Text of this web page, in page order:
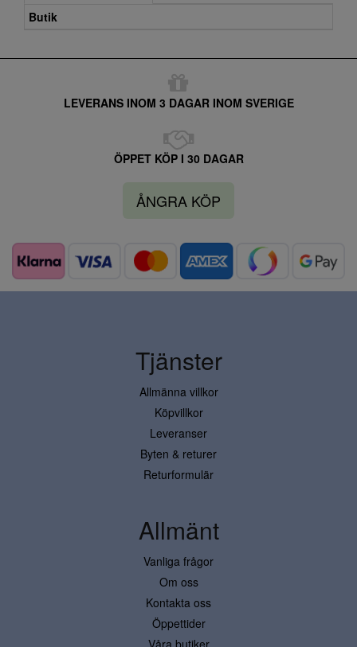
Butik
LEVERANS INOM 3 DAGAR INOM SVERIGE
ÖPPET KÖP I 30 DAGAR
ÅNGRA KÖP
Tjänster
Allmänna villkor
Köpvillkor
Leveranser
Byten & returer
Returformulär
Allmänt
Vanliga frågor
Om oss
Kontakta oss
Öppettider
Våra butiker